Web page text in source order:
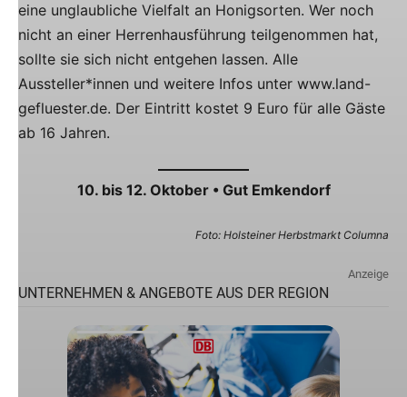
eine unglaubliche Vielfalt an Honigsorten. Wer noch
nicht an einer Herrenhausführung teilgenommen hat,
sollte sie sich nicht entgehen lassen. Alle
Aussteller*innen und weitere Infos unter www.land-
gefluester.de. Der Eintritt kostet 9 Euro für alle Gäste
ab 16 Jahren.
10. bis 12. Oktober • Gut Emkendorf
Foto: Holsteiner Herbstmarkt Columna